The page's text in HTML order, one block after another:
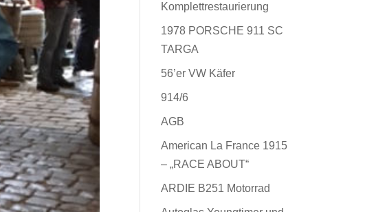
Komplettrestaurierung
1978 PORSCHE 911 SC
TARGA
56’er VW Käfer
914/6
AGB
American La France 1915
– „RACE ABOUT“
ARDIE B251 Motorrad